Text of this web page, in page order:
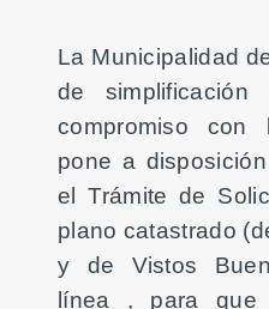
La Municipalidad
de
compromiso con
pone a
el Trámite de
plano catastrado
y de Vistos
línea , para que